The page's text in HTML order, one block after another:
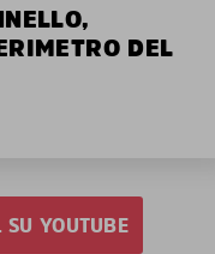
DEL
YOUTUBE